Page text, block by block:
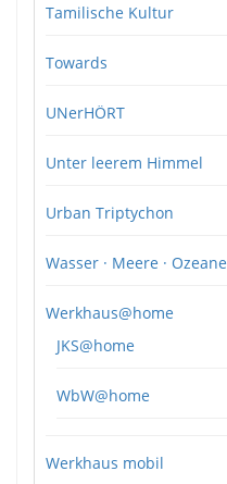
Tamilische Kultur
Towards
UNerHÖRT
Unter leerem Himmel
Urban Triptychon
Wasser · Meere · Ozeane
Werkhaus@home
JKS@home
WbW@home
Werkhaus mobil